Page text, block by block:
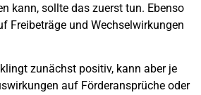
kann, soll­te das zuerst tun. Eben­so
Frei­be­trä­ge und Wech­sel­wir­kun­gen
zunächst posi­tiv, kann aber je
auf För­der­an­sprü­che oder